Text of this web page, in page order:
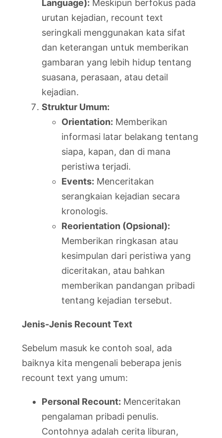
Language): Meskipun berfokus pada
urutan kejadian, recount text
seringkali menggunakan kata sifat
dan keterangan untuk memberikan
gambaran yang lebih hidup tentang
suasana, perasaan, atau detail
kejadian.
Struktur Umum:
Orientation: Memberikan
informasi latar belakang tentang
siapa, kapan, dan di mana
peristiwa terjadi.
Events: Menceritakan
serangkaian kejadian secara
kronologis.
Reorientation (Opsional):
Memberikan ringkasan atau
kesimpulan dari peristiwa yang
diceritakan, atau bahkan
memberikan pandangan pribadi
tentang kejadian tersebut.
Jenis-Jenis Recount Text
Sebelum masuk ke contoh soal, ada
baiknya kita mengenali beberapa jenis
recount text yang umum:
Personal Recount: Menceritakan
pengalaman pribadi penulis.
Contohnya adalah cerita liburan,